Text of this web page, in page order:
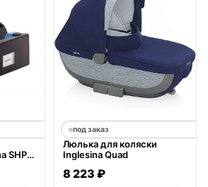
SHP
под заказ
Люлька для коляски
Inglesina Quad
8 223 ₽